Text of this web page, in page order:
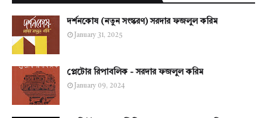
দর্শনকোষ (নতুন সংস্করণ) সরদার ফজলুল করিম
January 31, 2025
প্লেটোর রিপাবলিক - সরদার ফজলুল করিম
January 09, 2024